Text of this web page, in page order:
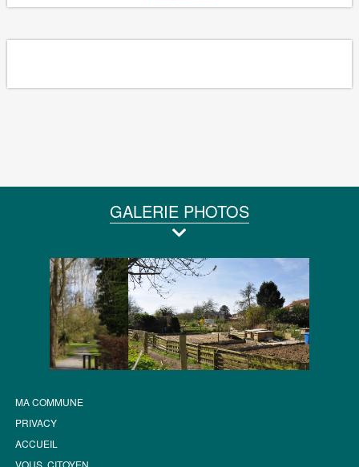
GALERIE PHOTOS
MA COMMUNE
PRIVACY
ACCUEIL
VOUS, CITOYEN